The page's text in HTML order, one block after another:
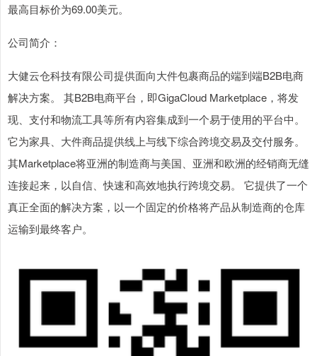
最高目标价为69.00美元。
公司简介：
大健云仓科技有限公司提供面向大件包裹商品的端到端B2B电商
解决方案。 其B2B电商平台，即GigaCloud Marketplace，将发
现、支付和物流工具等所有内容集成到一个易于使用的平台中。
它为家具、大件商品提供线上与线下综合跨境交易及交付服务。
其Marketplace将亚洲的制造商与美国、亚洲和欧洲的经销商无缝
连接起来，以自信、快速和高效地执行跨境交易。 它提供了一个
真正全面的解决方案，以一个固定的价格将产品从制造商的仓库
运输到最终客户。